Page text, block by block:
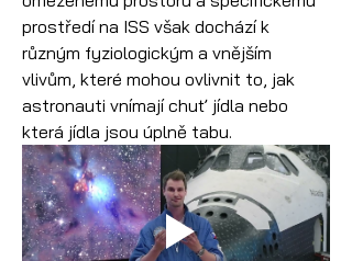
prostředí na ISS však dochází k
různým fyziologickým a vnějším
vlivům, které mohou ovlivnit to, jak
astronauti vnímají chuť jídla nebo
která jídla jsou úplně tabu.